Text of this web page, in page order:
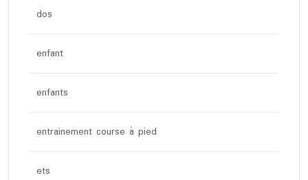
dos
enfant
enfants
entrainement course à pied
ets